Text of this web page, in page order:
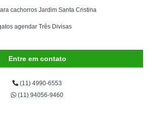
cachorros Jardim Santa Cristina
agendar Três Divisas
Entre em contato
(11) 4990-6553
(11) 94056-9460